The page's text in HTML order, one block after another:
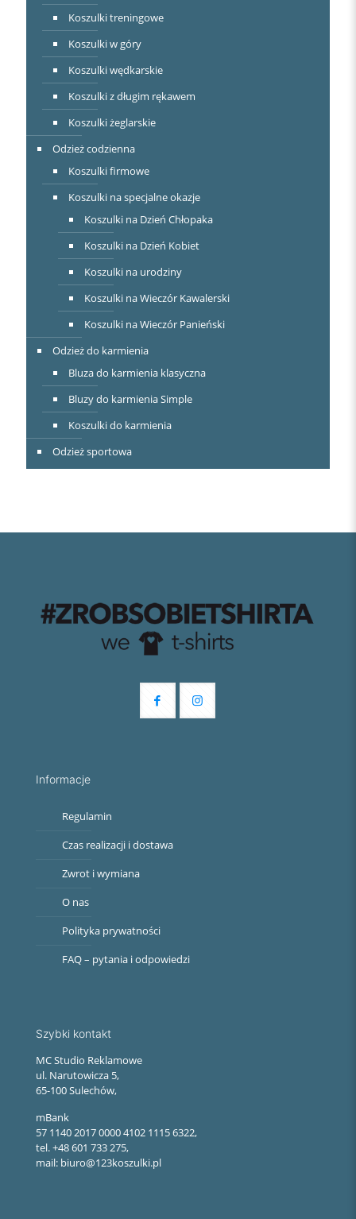
Koszulki treningowe
Koszulki w góry
Koszulki wędkarskie
Koszulki z długim rękawem
Koszulki żeglarskie
Odzież codzienna
Koszulki firmowe
Koszulki na specjalne okazje
Koszulki na Dzień Chłopaka
Koszulki na Dzień Kobiet
Koszulki na urodziny
Koszulki na Wieczór Kawalerski
Koszulki na Wieczór Panieński
Odzież do karmienia
Bluza do karmienia klasyczna
Bluzy do karmienia Simple
Koszulki do karmienia
Odzież sportowa
Informacje
Regulamin
Czas realizacji i dostawa
Zwrot i wymiana
O nas
Polityka prywatności
FAQ – pytania i odpowiedzi
Szybki kontakt
MC Studio Reklamowe
ul. Narutowicza 5,
65-100 Sulechów,
mBank
57 1140 2017 0000 4102 1115 6322,
tel. +48 601 733 275,
mail: biuro@123koszulki.pl